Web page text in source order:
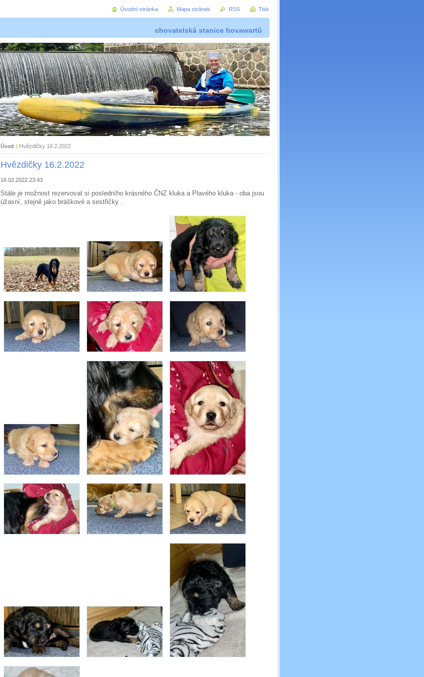
chovatelská stanice hovawartů
Úvod | Hvězdičky 16.2.2022
Hvězdičky 16.2.2022
16.02.2022 23:43
Stále je možnost rezervovat si posledního krásného ČNZ kluka a Plavého kluka - oba jsou
úžasní, stejně jako bráškové a sestřičky .
Úvodní stránka Mapa stránek RSS Tisk